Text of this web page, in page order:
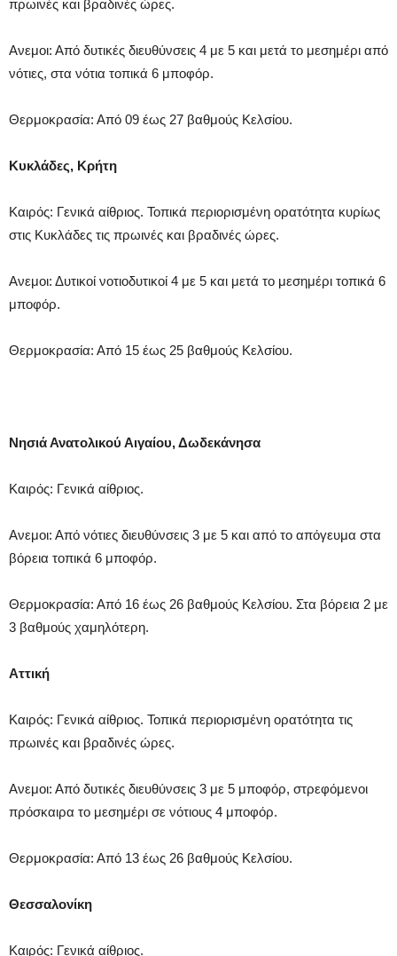
πρωινές και βραδινές ώρες.
Ανεμοι: Από δυτικές διευθύνσεις 4 με 5 και μετά το μεσημέρι από
νότιες, στα νότια τοπικά 6 μποφόρ.
Θερμοκρασία: Από 09 έως 27 βαθμούς Κελσίου.
Κυκλάδες, Κρήτη
Καιρός: Γενικά αίθριος. Τοπικά περιορισμένη ορατότητα κυρίως
στις Κυκλάδες τις πρωινές και βραδινές ώρες.
Ανεμοι: Δυτικοί νοτιοδυτικοί 4 με 5 και μετά το μεσημέρι τοπικά 6
μποφόρ.
Θερμοκρασία: Από 15 έως 25 βαθμούς Κελσίου.
Νησιά Ανατολικού Αιγαίου, Δωδεκάνησα
Καιρός: Γενικά αίθριος.
Ανεμοι: Από νότιες διευθύνσεις 3 με 5 και από το απόγευμα στα
βόρεια τοπικά 6 μποφόρ.
Θερμοκρασία: Από 16 έως 26 βαθμούς Κελσίου. Στα βόρεια 2 με
3 βαθμούς χαμηλότερη.
Αττική
Καιρός: Γενικά αίθριος. Τοπικά περιορισμένη ορατότητα τις
πρωινές και βραδινές ώρες.
Ανεμοι: Από δυτικές διευθύνσεις 3 με 5 μποφόρ, στρεφόμενοι
πρόσκαιρα το μεσημέρι σε νότιους 4 μποφόρ.
Θερμοκρασία: Από 13 έως 26 βαθμούς Κελσίου.
Θεσσαλονίκη
Καιρός: Γενικά αίθριος.